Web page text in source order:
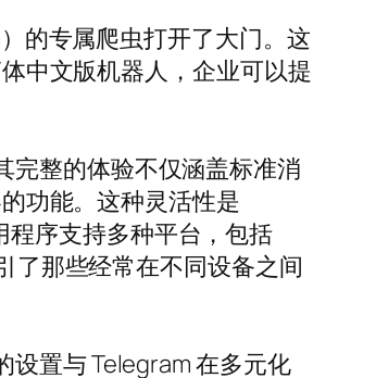
的专属爬虫打开了大门。这
中文版机器人，企业可以提
完整的体验不仅涵盖标准消
功能。这种灵活性是
序支持多种平台，包括
了那些经常在不同设备之间
设置与 Telegram 在多元化